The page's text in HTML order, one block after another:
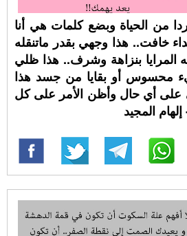
من الحياة وبضع كلمات هي أنا
خافت.. هذا وجهي بقدر ماتنقله
المرايا بنزاهة وشرف.. هذا ظلي
محسوس أو بقايا من جسد هذا
أي حال وأظن الأمر على كل
المجيد